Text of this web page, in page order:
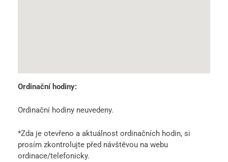
Ordinační hodiny:
Ordinační hodiny neuvedeny.
*Zda je otevřeno a aktuálnost ordinačních hodin, si
prosím zkontrolujte před návštěvou na webu
ordinace/telefonicky.